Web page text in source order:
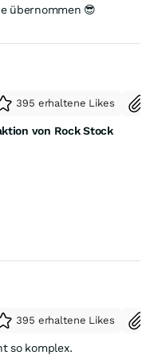
Z-C!LIFT-
übernommen 😎
395 erhaltene Likes
von Rock Stock
395 erhaltene Likes
so komplex.